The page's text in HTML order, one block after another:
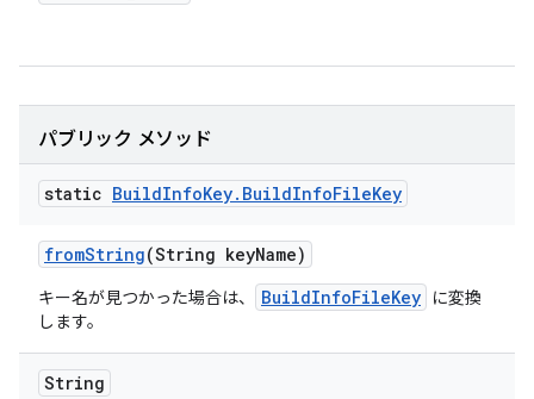
パブリック メソッド
static BuildInfoKey. BuildInfoFileKey
fromString(String keyName)
キー名が見つかった場合は、 BuildInfoFileKey
に変換
します。
String